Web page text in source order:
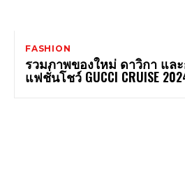
FASHION
รวมภาพของใหม่ ดาวิกา แ
แฟชั่นโชว์ GUCCI CRUISE